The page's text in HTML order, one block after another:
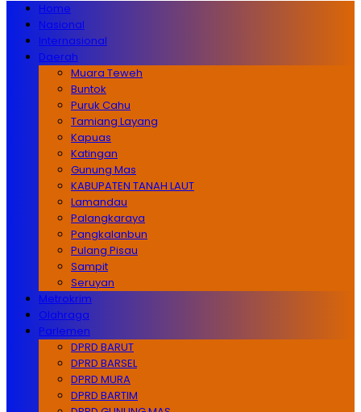
Home
Nasional
Internasional
Daerah
Muara Teweh
Buntok
Puruk Cahu
Tamiang Layang
Kapuas
Katingan
Gunung Mas
KABUPATEN TANAH LAUT
Lamandau
Palangkaraya
Pangkalanbun
Pulang Pisau
Sampit
Seruyan
Metrokrim
Olahraga
Parlemen
DPRD BARUT
DPRD BARSEL
DPRD MURA
DPRD BARTIM